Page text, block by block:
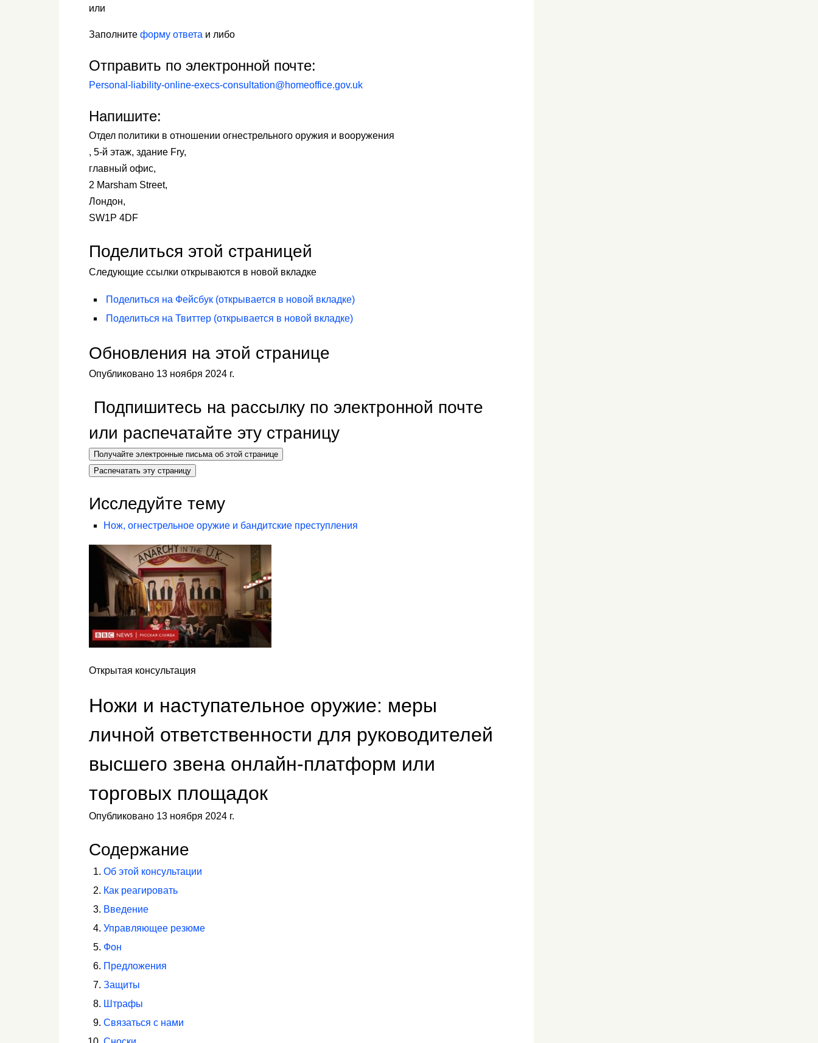
или
Заполните форму ответа и либо
Отправить по электронной почте:
Personal-liability-online-execs-consultation@homeoffice.gov.uk
Напишите:
Отдел политики в отношении огнестрельного оружия и вооружения
, 5-й этаж, здание Fry,
главный офис,
2 Marsham Street,
Лондон,
SW1P 4DF
Поделиться этой страницей
Следующие ссылки открываются в новой вкладке
Поделиться на Фейсбук (открывается в новой вкладке)
Поделиться на Твиттер (открывается в новой вкладке)
Обновления на этой странице
Опубликовано 13 ноября 2024 г.
Подпишитесь на рассылку по электронной почте
или распечатайте эту страницу
Получайте электронные письма об этой странице
Распечатать эту страницу
Исследуйте тему
Нож, огнестрельное оружие и бандитские преступления
Открытая консультация
Ножи и наступательное оружие: меры
личной ответственности для руководителей
высшего звена онлайн-платформ или
торговых площадок
Опубликовано 13 ноября 2024 г.
Содержание
Об этой консультации
Как реагировать
Введение
Управляющее резюме
Фон
Предложения
Защиты
Штрафы
Связаться с нами